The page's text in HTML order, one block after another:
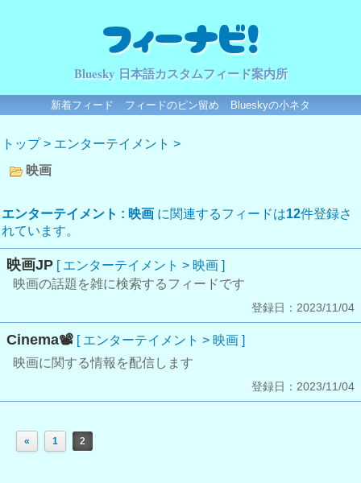
フィーナビ！
Bluesky 日本語カスタムフィード案内所
新着フィード フィードのピン留め Blueskyの小ネタ
トップ> エンターテイメント >
映画
エンターテイメント : 映画 に関連するフィードは12件登録さ
れています。
映画JP [ エンターテイメント > 映画 ]
映画の話題を雑に検索するフィードです
登録日：2023/11/04
Cinema📽️ [ エンターテイメント > 映画 ]
映画に関する情報を配信します
登録日：2023/11/04
« 1 2